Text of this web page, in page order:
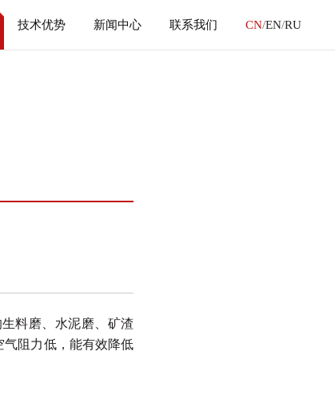
CN/EN/RU
技术优势 新闻中心 联系我们
料磨、水泥磨、矿渣
气阻 力低，能有效降低